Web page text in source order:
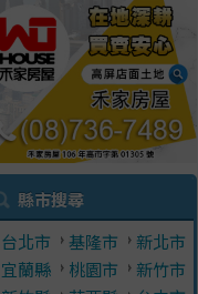
縣市搜尋
台北市 基隆市
新北市
宜蘭縣
桃園市
新竹市